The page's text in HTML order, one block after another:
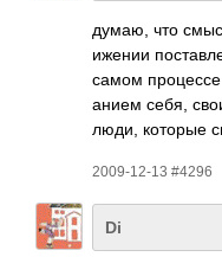
думаю, что
ижении
самом
анием себя,
люди, которые
2009-12-13 #4296
Di